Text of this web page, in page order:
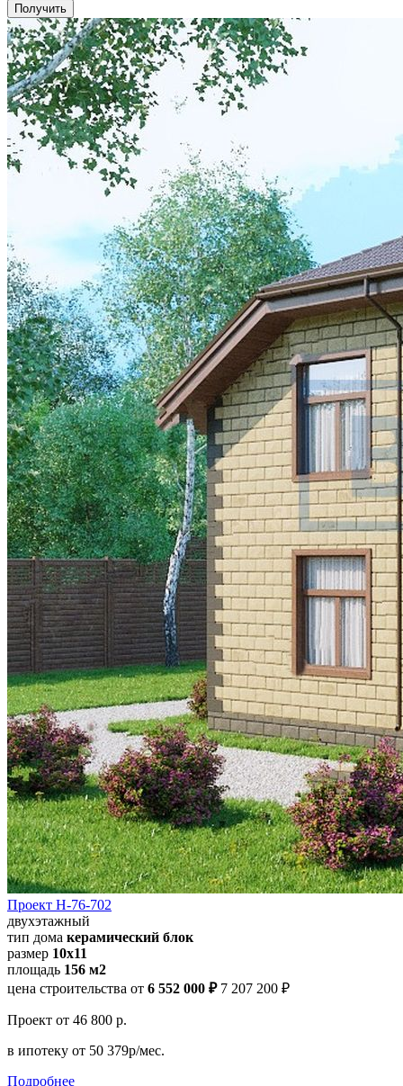
Получить
Проект Н-76-702
двухэтажный
тип дома керамический блок
размер 10x11
площадь 156 м2
цена строительства от 6 552 000 ₽ 7 207 200 ₽
Проект от 46 800 р.
в ипотеку от 50 379р/мес.
Подробнее